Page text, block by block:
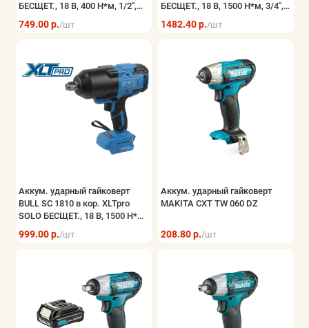
БЕСЩЕТ., 18 В, 400 Н*м, 1/2",
2х4 А*ч, з/у 4 А
749.00 р./шт
БЕСЩЕТ., 18 В, 1500 Н*м, 3/4",
1х6 А*ч, з/у 6 А
1482.40 р./шт
Аккум. ударный гайковерт
BULL SC 1810 в кор. XLTpro
SOLO БЕСЩЕТ., 18 В, 1500 Н*м,
3/4"
999.00 р./шт
Аккум. ударный гайковерт
MAKITA CXT TW 060 DZ
208.80 р./шт